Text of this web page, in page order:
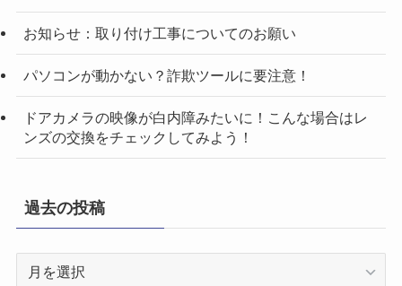
お知らせ：取り付け工事についてのお願い
パソコンが動かない？詐欺ツールに要注意！
ドアカメラの映像が白内障みたいに！こんな場合はレ
ンズの交換をチェックしてみよう！
過去の投稿